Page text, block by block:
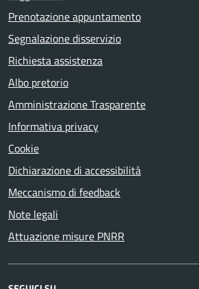
Prenotazione appuntamento
Segnalazione disservizio
Richiesta assistenza
Albo pretorio
Amministrazione Trasparente
Informativa privacy
Cookie
Dichiarazione di accessibilità
Meccanismo di feedback
Note legali
Attuazione misure PNRR